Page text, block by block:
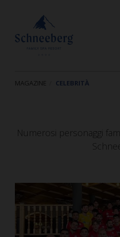
MAGAZINE CELEBRITÀ
Numerosi personaggi